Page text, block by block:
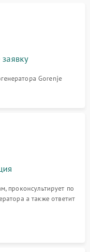
Gorenje
проконсультирует по
а также ответит